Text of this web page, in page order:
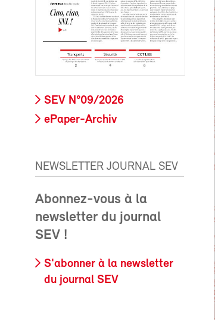
SEV N°09/2026
ePaper-Archiv
NEWSLETTER JOURNAL SEV
Abonnez-vous à la
newsletter du journal
SEV !
S'abonner à la newsletter
du journal SEV